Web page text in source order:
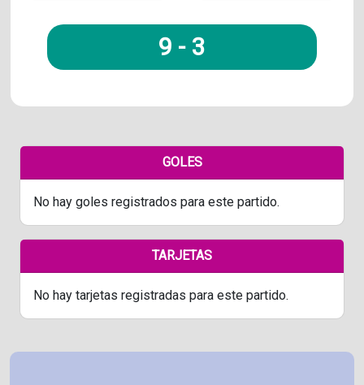
9 - 3
GOLES
No hay goles registrados para este partido.
TARJETAS
No hay tarjetas registradas para este partido.